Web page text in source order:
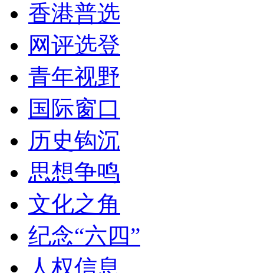
香港普选
网评选登
青年视野
国际窗口
历史钩沉
思想争鸣
文化之角
纪念“六四”
人权信息